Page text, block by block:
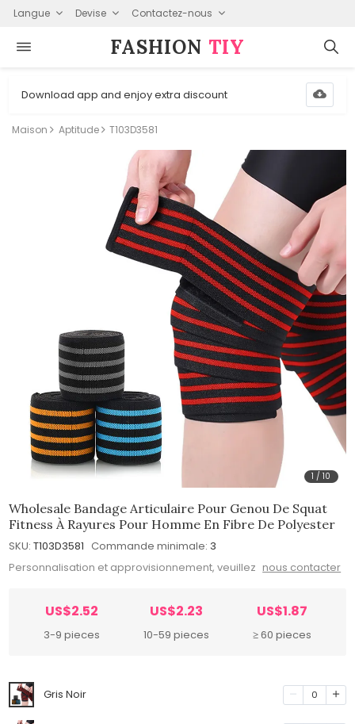
Langue Devise Contactez-nous
FASHION⁠ TIY
Download app and enjoy extra discount
Maison Aptitude T103D3581
1 /10
Wholesale Bandage Articulaire Pour Genou De Squat
Fitness À Rayures Pour Homme En Fibre De Polyester
SKU: T103D3581 Commande minimale: 3
Personnalisation et approvisionnement, veuillez nous contacter
US$2.52
3-9 pieces
US$2.23
10-59 pieces
US$1.87
≥ 60 pieces
Gris Noir 0